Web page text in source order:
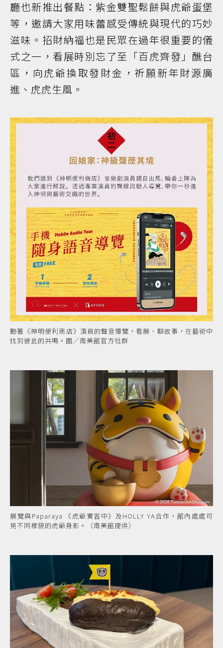
廳也新推出餐點：紫金雙聖鬆餅與虎爺蛋堡
等，邀請大家用味蕾感受傳統與現代的巧妙
滋味。招財納福也是民眾在過年很重要的儀
式之一，看展時別忘了至「百虎齊發」醮台
區，向虎爺換取發財金，祈願新年財源廣
進、虎虎生風。
聽著《神明便利商店》演員的聲音導覽，看展、聊故事，在藝術中
找到彼此的共鳴。圖／南美館官方社群
展覽與Paparaya 《虎爺實習中》及HOLLY YA合作，館內處處可
見不同樣貌的虎爺身影。（南美館提供）